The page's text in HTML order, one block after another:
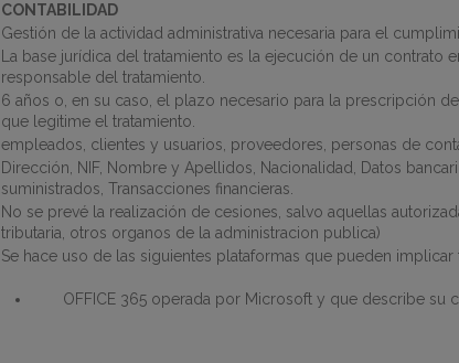
CONTABILIDAD
Gestión de la actividad administrativa necesaria para el
La base jurídica del tratamiento es la ejecución de un
responsable del tratamiento.
6 años o, en su caso, el plazo necesario para la prescripción
que legitime el tratamiento.
empleados, clientes y usuarios, proveedores, personas de
Dirección, NIF, Nombre y Apellidos, Nacionalidad, Datos
suministrados, Transacciones financieras.
No se prevé la realización de cesiones, salvo aquellas
tributaria, otros organos de la administracion publica)
Se hace uso de las siguientes plataformas que pueden
OFFICE 365 operada por Microsoft y que describe su